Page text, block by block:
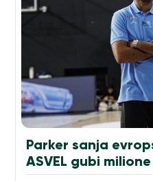
Parker sanja
ASVEL gubi milione